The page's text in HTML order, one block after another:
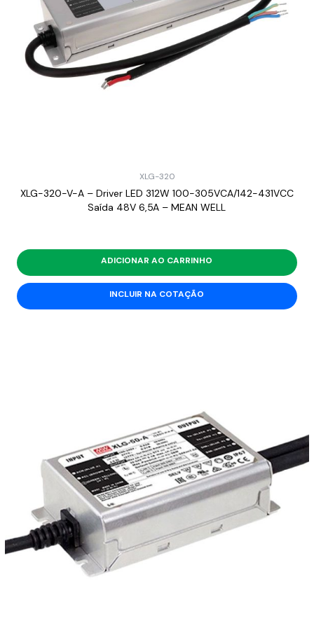
XLG-320
XLG-320-V-A – Driver LED 312W 100-305VCA/142-431VCC
Saída 48V 6,5A – MEAN WELL
ADICIONAR AO CARRINHO
INCLUIR NA COTAÇÃO